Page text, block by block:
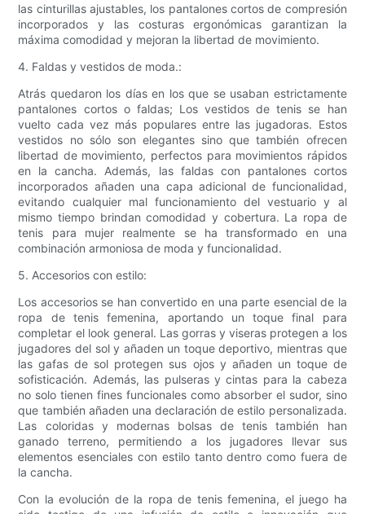
las cinturillas ajustables, los pantalones cortos de compresión
incorporados y las costuras ergonómicas garantizan la
máxima comodidad y mejoran la libertad de movimiento.
4. Faldas y vestidos de moda.:
Atrás quedaron los días en los que se usaban estrictamente
pantalones cortos o faldas; Los vestidos de tenis se han
vuelto cada vez más populares entre las jugadoras. Estos
vestidos no sólo son elegantes sino que también ofrecen
libertad de movimiento, perfectos para movimientos rápidos
en la cancha. Además, las faldas con pantalones cortos
incorporados añaden una capa adicional de funcionalidad,
evitando cualquier mal funcionamiento del vestuario y al
mismo tiempo brindan comodidad y cobertura. La ropa de
tenis para mujer realmente se ha transformado en una
combinación armoniosa de moda y funcionalidad.
5. Accesorios con estilo:
Los accesorios se han convertido en una parte esencial de la
ropa de tenis femenina, aportando un toque final para
completar el look general. Las gorras y viseras protegen a los
jugadores del sol y añaden un toque deportivo, mientras que
las gafas de sol protegen sus ojos y añaden un toque de
sofisticación. Además, las pulseras y cintas para la cabeza
no solo tienen fines funcionales como absorber el sudor, sino
que también añaden una declaración de estilo personalizada.
Las coloridas y modernas bolsas de tenis también han
ganado terreno, permitiendo a los jugadores llevar sus
elementos esenciales con estilo tanto dentro como fuera de
la cancha.
Con la evolución de la ropa de tenis femenina, el juego ha